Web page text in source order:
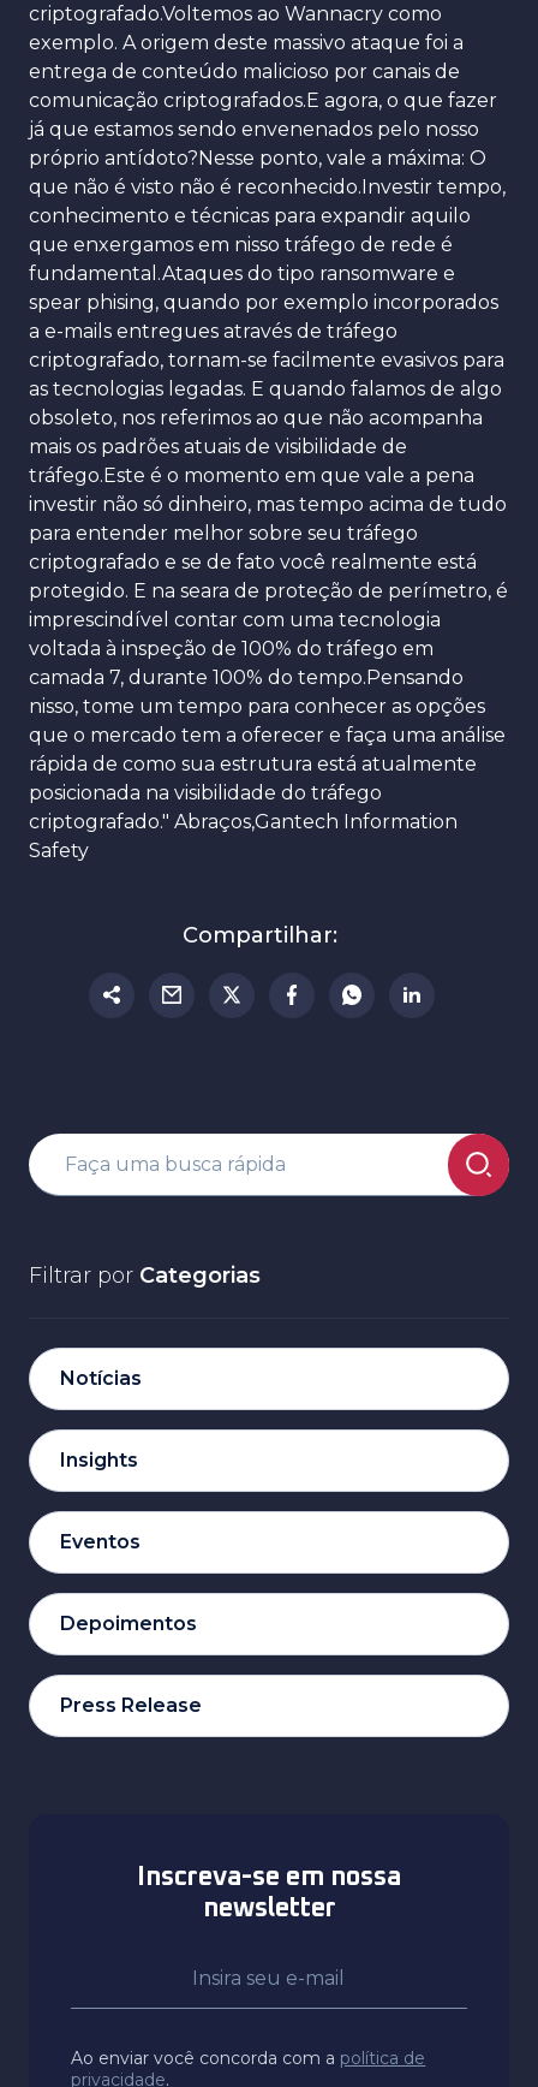
criptografado.Voltemos ao Wannacry como
exemplo. A origem deste massivo ataque foi a
entrega de conteúdo malicioso por canais de
comunicação criptografados.E agora, o que fazer
já que estamos sendo envenenados pelo nosso
próprio antídoto?Nesse ponto, vale a máxima: O
que não é visto não é reconhecido.Investir tempo,
conhecimento e técnicas para expandir aquilo
que enxergamos em nisso tráfego de rede é
fundamental.Ataques do tipo ransomware e
spear phising, quando por exemplo incorporados
a e-mails entregues através de tráfego
criptografado, tornam-se facilmente evasivos para
as tecnologias legadas. E quando falamos de algo
obsoleto, nos referimos ao que não acompanha
mais os padrões atuais de visibilidade de
tráfego.Este é o momento em que vale a pena
investir não só dinheiro, mas tempo acima de tudo
para entender melhor sobre seu tráfego
criptografado e se de fato você realmente está
protegido. E na seara de proteção de perímetro, é
imprescindível contar com uma tecnologia
voltada à inspeção de 100% do tráfego em
camada 7, durante 100% do tempo.Pensando
nisso, tome um tempo para conhecer as opções
que o mercado tem a oferecer e faça uma análise
rápida de como sua estrutura está atualmente
posicionada na visibilidade do tráfego
criptografado." Abraços,Gantech Information
Safety
Compartilhar:
Filtrar por Categorias
Notícias
Insights
Eventos
Depoimentos
Press Release
Inscreva-se em nossa
newsletter
Ao enviar você concorda com a política de
privacidade.